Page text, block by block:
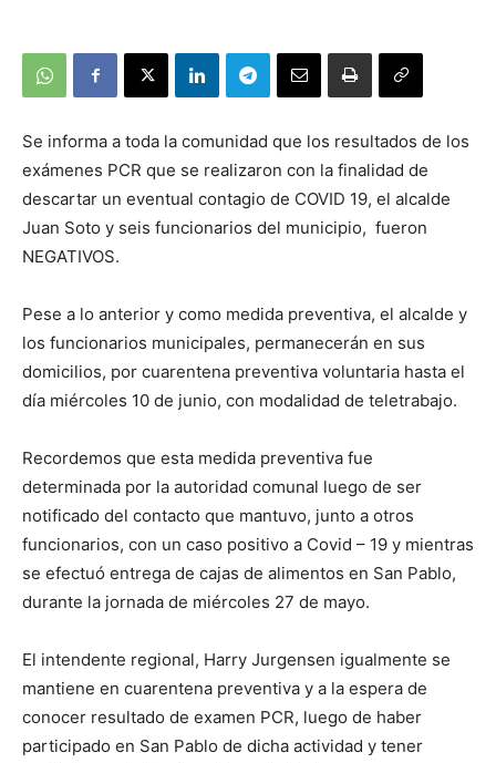
Se informa a toda la comunidad que los resultados de los
exámenes PCR que se realizaron con la finalidad de
descartar un eventual contagio de COVID 19, el alcalde
Juan Soto y seis funcionarios del municipio, fueron
NEGATIVOS.
Pese a lo anterior y como medida preventiva, el alcalde y
los funcionarios municipales, permanecerán en sus
domicilios, por cuarentena preventiva voluntaria hasta el
día miércoles 10 de junio, con modalidad de teletrabajo.
Recordemos que esta medida preventiva fue
determinada por la autoridad comunal luego de ser
notificado del contacto que mantuvo, junto a otros
funcionarios, con un caso positivo a Covid – 19 y mientras
se efectuó entrega de cajas de alimentos en San Pablo,
durante la jornada de miércoles 27 de mayo.
El intendente regional, Harry Jurgensen igualmente se
mantiene en cuarentena preventiva y a la espera de
conocer resultado de examen PCR, luego de haber
participado en San Pablo de dicha actividad y tener